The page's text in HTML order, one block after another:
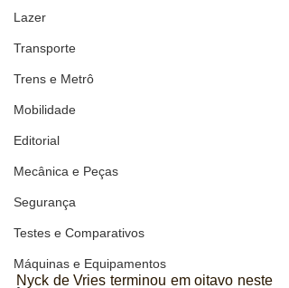
Lazer
Transporte
Trens e Metrô
Mobilidade
Editorial
Mecânica e Peças
Segurança
Testes e Comparativos
Máquinas e Equipamentos
Nyck de Vries terminou em oitavo neste